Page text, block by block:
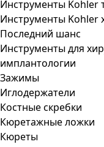
Инструменты Kohler
Инструменты Kohler
Последний шанс
Инструменты для
имплантологии
Зажимы
Иглодержатели
Костные скребки
Кюретажные ложки
Кюреты